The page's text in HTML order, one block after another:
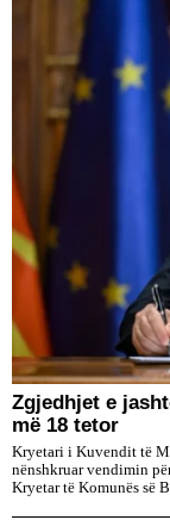
Zgjedhjet e
më 18 tetor
Kryetari i Kuvendit të
nënshkruar vendimin
Kryetar të Komunës së